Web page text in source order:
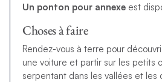
Un ponton pour annexeest
Choses à faire
Rendez-vous à terre pour
une voiture et partir sur les petits
serpentant dans les vallées et les